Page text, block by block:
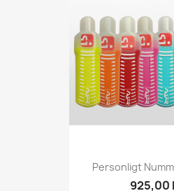
Personligt
925,00